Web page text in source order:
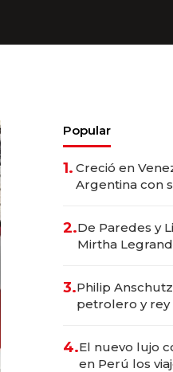
Popular
1. Creció en
Argentina con
marcas "fast
2.De Paredes y
Mirtha
3.Philip
petrolero y
4.El nuevo lujo
en Perú los